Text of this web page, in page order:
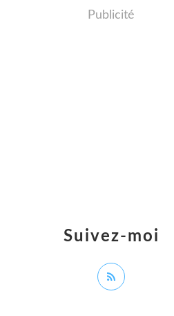
Suivez-moi
Publicité